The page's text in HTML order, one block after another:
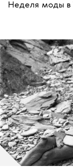
Неделя моды в